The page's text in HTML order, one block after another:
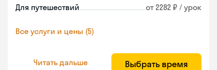
Для путешествий от 2282 ₽ / урок
Все услуги и цены (5)
Читать дальше Выбрать время